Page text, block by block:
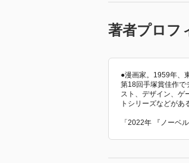
著者プロフ
●漫画家。1959年、
第18回手塚賞佳作で
スト、デザイン、ゲ
トシリーズなどがあ
「2022年 『ノーベ